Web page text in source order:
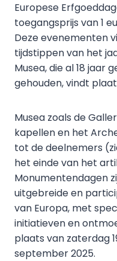
Europese
toegangsprijs van 1
Deze evenementen
tijdstippen van het
Musea, die al 18 jaar
gehouden, vindt
Musea zoals de
kapellen en het
tot de deelnemers
het einde van het
Monumentendagen
uitgebreide en
van Europa, met
initiatieven en
plaats van zaterdag
september 2025.